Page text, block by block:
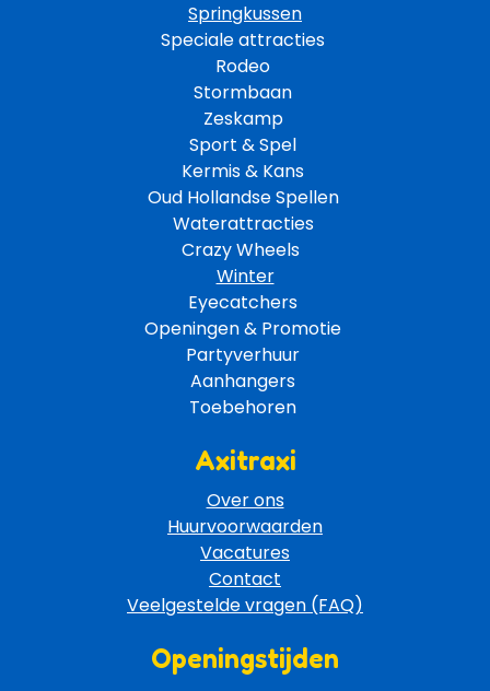
Springkussen
Speciale attracties
Rodeo
Stormbaan
Zeskamp
Sport & Spel
Kermis & Kans
Oud Hollandse Spellen
Waterattracties
Crazy Wheels
Winter
Eyecatchers
Openingen & Promotie
Partyverhuur
Aanhangers
Toebehoren
Axitraxi
Over ons
Huurvoorwaarden
Vacatures
Contact
Veelgestelde vragen (FAQ)
Openingstijden